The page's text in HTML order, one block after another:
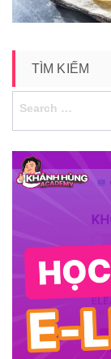
TÌM KIẾM
Search